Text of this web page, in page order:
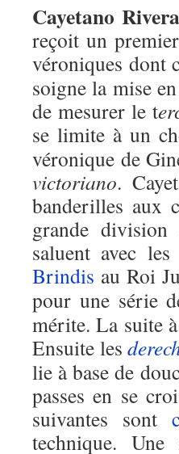
Cayetano
reçoit un
véroniques dont
soigne la mise
de mesurer le t
se limite à un
véronique de
victoriano.
banderilles aux
grande
saluent avec
Brindis au Roi
pour une série
mérite. La suite
Ensuite les
lie à base de
passes en se
suivantes sont
technique.